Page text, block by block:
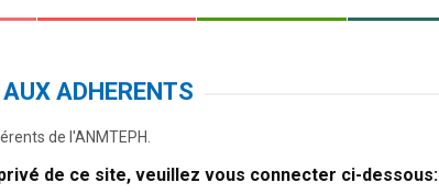
ADHERENTS
de l'ANMTEPH.
de ce site, veuillez vous connecter ci-dessous: